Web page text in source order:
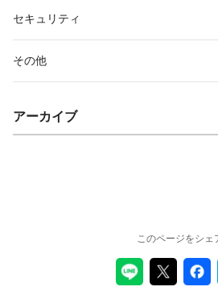
セキュリティ
その他
アーカイブ
このページをシェ